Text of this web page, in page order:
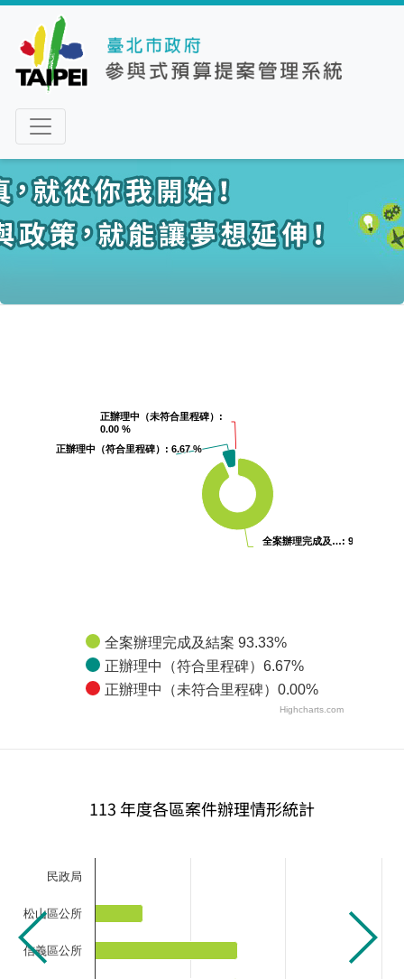
全案辦理完成及…: 93.33…
全案辦理完成及…: 93.33…
正辦理中（符合里程碑） : 6.67 %
正辦理中（符合里程碑） : 6.67 %
正辦理中（未符合里程碑） :
0.00 %
正辦理中（未符合里程碑） :
0.00 %
全案辦理完成及結案 93.33%
正辦理中（符合里程碑）6.67%
正辦理中（未符合里程碑）0.00%
Highcharts.com
113 年度各區案件辦理情形統計
民政局
松山區公所
信義區公所